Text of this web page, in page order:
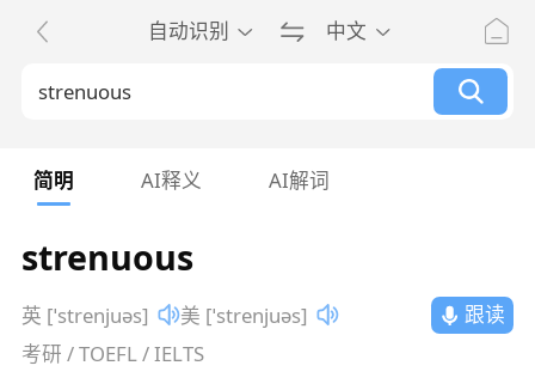
自动识别 中文
简明 AI释义 AI解词
strenuous
英 [ˈstrenjuəs] 美 [ˈstrenjuəs]
跟读
考研 / TOEFL / IELTS